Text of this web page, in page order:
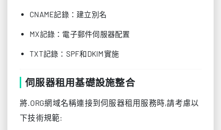
CNAME記錄：建立別名
MX記錄：電子郵件伺服器配置
TXT記錄：SPF和DKIM實施
伺服器租用基礎設施整合
將.ORG網域名稱連接到伺服器租用服務時,請考慮以
下技術規範: